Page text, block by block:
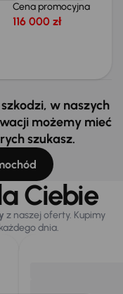
Cena promocyjna
116 000 zł
w naszych
możemy mieć
szukasz.
Ciebie
z naszej oferty. Kupimy
dnia.